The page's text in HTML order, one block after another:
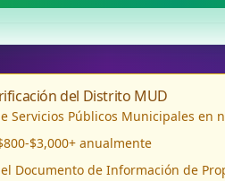
del Distrito MUD
Servicios Públicos Municipales en
$3,000+ anualmente
el Documento de Información de